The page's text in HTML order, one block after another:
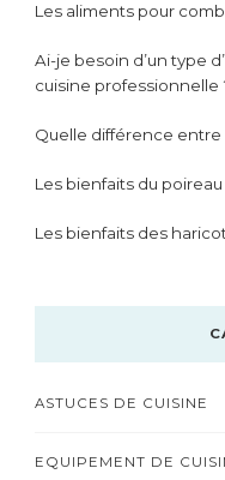
Les aliments pour
Ai-je besoin d’un type
cuisine professionnelle
Quelle différence entre
Les bienfaits du
Les bienfaits des
ASTUCES DE CUISINE
EQUIPEMENT DE